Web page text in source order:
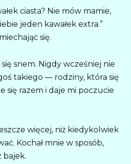
ciasta? Nie mów mamie,
jeden kawałek extra.”
się.
snem. Nigdy wcześniej nie
takiego — rodziny, która się
się razem i daje mi poczucie
więcej, niż kiedykolwiek
Kochał mnie w sposób,
bajek.